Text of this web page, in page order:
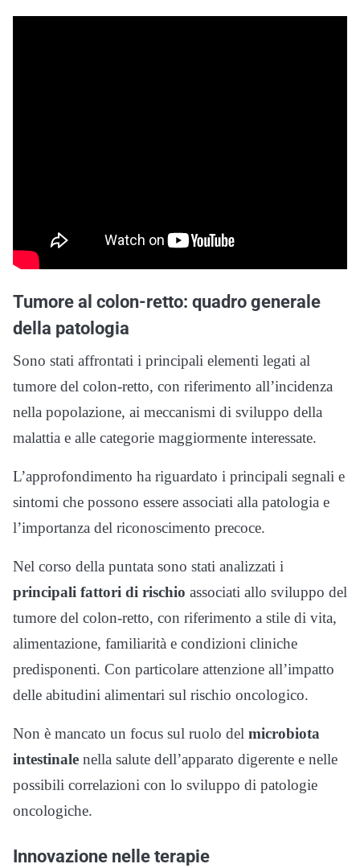
Tumore al colon-retto: quadro generale
della patologia
Sono stati affrontati i principali elementi legati al
tumore del colon-retto, con riferimento all’incidenza
nella popolazione, ai meccanismi di sviluppo della
malattia e alle categorie maggiormente interessate.
L’approfondimento ha riguardato i principali segnali e
sintomi che possono essere associati alla patologia e
l’importanza del riconoscimento precoce.
Nel corso della puntata sono stati analizzati i
principali fattori di rischio associati allo sviluppo del
tumore del colon-retto, con riferimento a stile di vita,
alimentazione, familiarità e condizioni cliniche
predisponenti. Con particolare attenzione all’impatto
delle abitudini alimentari sul rischio oncologico.
Non è mancato un focus sul ruolo del microbiota
intestinale nella salute dell’apparato digerente e nelle
possibili correlazioni con lo sviluppo di patologie
oncologiche.
Innovazione nelle terapie